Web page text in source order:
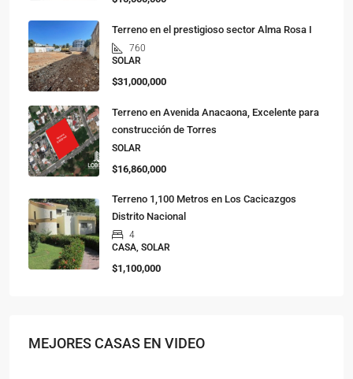
Terreno en el prestigioso sector Alma Rosa I
760
SOLAR
$31,000,000
Terreno en Avenida Anacaona, Excelente para
construcción de Torres
SOLAR
$16,860,000
Terreno 1,100 Metros en Los Cacicazgos
Distrito Nacional
4
CASA, SOLAR
$1,100,000
MEJORES CASAS EN VIDEO